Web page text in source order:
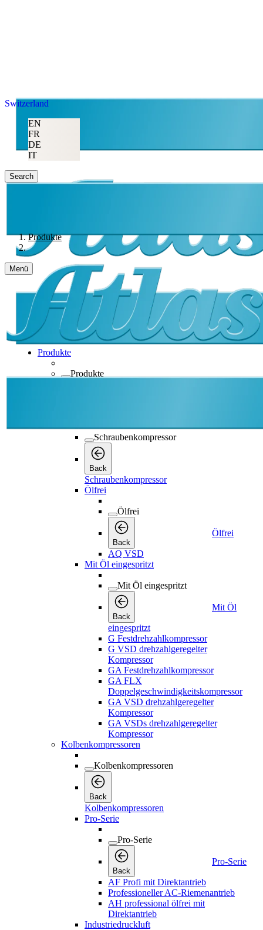
Switzerland
EN
FR
DE
IT
Search
Produkte
Menü
Produkte
Produkte
Schraubenkompressor
Back
Schraubenkompressor
Ölfrei
Ölfrei
Back
Ölfrei
AQ VSD
Mit Öl eingespritzt
Mit Öl eingespritzt
Back
Mit Öl
eingespritzt
G Festdrehzahlkompressor
G VSD drehzahlgeregelter
Kompressor
GA Festdrehzahlkompressor
GA FLX
Doppelgeschwindigkeitskompressor
GA VSD drehzahlgeregelter
Kompressor
GA VSDs drehzahlgeregelter
Kompressor
Kolbenkompressoren
Kolbenkompressoren
Back
Kolbenkompressoren
Pro-Serie
Pro-Serie
Back
Pro-Serie
AF Profi mit Direktantrieb
Professioneller AC-Riemenantrieb
AH professional ölfrei mit
Direktantrieb
Industriedruckluft